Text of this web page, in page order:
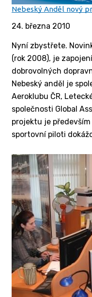
Nebeský Anděl nový
24. března 2010
Nyní zbystřete.
(rok 2008), je
dobrovolných
Nebeský anděl je
Aeroklubu ČR,
společnosti Global
projektu je
sportovní piloti